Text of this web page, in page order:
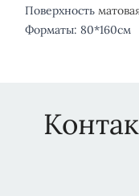
Поверхность
Форматы: 80*160см